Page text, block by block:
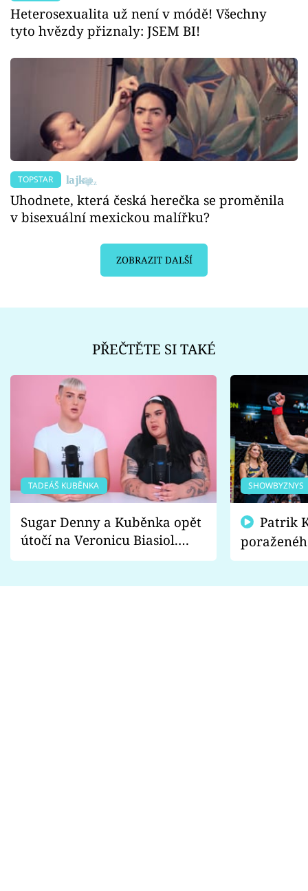
Heterosexualita už není v módě! Všechny
tyto hvězdy přiznaly: JSEM BI!
TOPSTAR
Uhodnete, která česká herečka se proměnila
v bisexuální mexickou malířku?
ZOBRAZIT DALŠÍ
PŘEČTĚTE SI TAKÉ
TADEÁŠ KUBĚNKA
Sugar Denny a Kuběnka opět
útočí na Veronicu Biasiol.
Proč je podle nich falešná a
SHOWBYZNYS
fanoušci